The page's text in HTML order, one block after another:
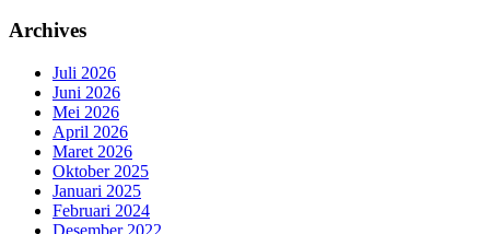
Archives
Juli 2026
Juni 2026
Mei 2026
April 2026
Maret 2026
Oktober 2025
Januari 2025
Februari 2024
Desember 2022